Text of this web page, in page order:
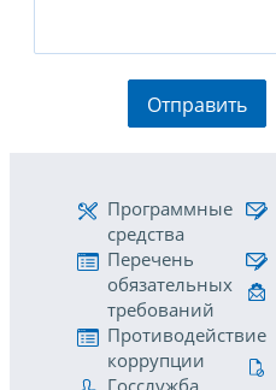
Отправить
Программные
средства
Перечень
обязательных
требований
Противодействие
коррупции